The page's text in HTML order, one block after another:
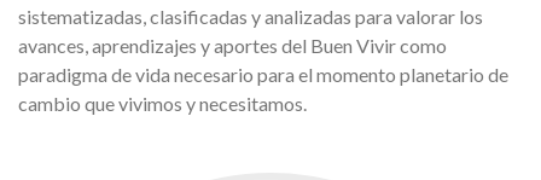
sistematizadas, clasificadas y analizadas para valorar los
avances, aprendizajes y aportes del Buen Vivir como
paradigma de vida necesario para el momento planetario de
cambio que vivimos y necesitamos.